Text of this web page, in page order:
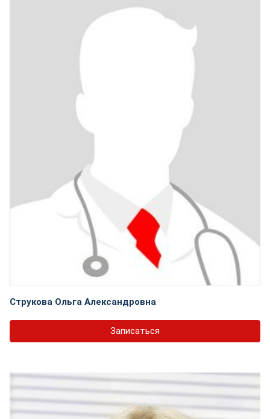
Струкова Ольга Александровна
Записаться